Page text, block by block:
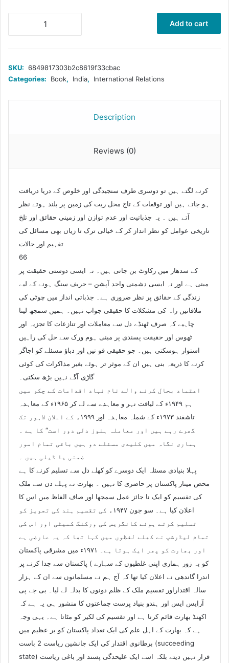
اور
کشمیر
quantity
Add to cart
SKU: 6849817303b2c8619f33cbac
Categories:
Book, India, International Relations
Description
Reviews (0)
کرنے لگتے ہیں تو دوسری طرف سنجیدگی اور خلوص کے دریا دریافت
ہو جاتے ہیں اور توقعات کے تاج محل ریت کی زمین پر بلند ہوتے نظر
آتے ہیں ۔ یہ جذباتیت اور عدم توازن اور زمینی حقائق اور تلخ
تاریخی عوامل کو نظر انداز کر کے خیالی ترک تا زیاں بھی مسائل کی
تفہیم اور حالات
66
کے سدھار میں رکاوٹ بن جاتی ہیں۔ نہ ایسی دوستی حقیقت پر
مبنی ہے اور نہ ایسی دشمنی واحد آپشن – حریف سنگ ہونے کے لیے
زندگی کے حقائق پر نظر ضروری ہے۔ جذباتی انداز میں چوٹی کی
ملاقاتیں راہ کی مشکلات کا حقیقی جواب نہیں۔ ہمیں سمجھ لینا
چاہیے کہ صرف ٹھنڈے دل سے معاملات اور تنازعات کا تجزیہ اور
ٹھوس اور حقیقت پسندی پر مبنی ہوم ورک سے حل کی راہیں
استوار ہوسکتی ہیں۔ جو حقیقی قو تیں اور دباؤ مسئلے کو اجاگر
کرنے کا ذریعہ بنی ہیں ان کے موثر تر ہوئے بغیر مذاکرات کی کوئی
گاڑی آگے نہیں بڑھ سکتی۔
اعتماد بحال کرنے والے نام نہاد اقدامات کے چکر میں
ہم ۱۹۴۹ء کے لیاقت نہر و معاہدے سے لے کر ۱۹۶۵ء کے معاہدہ
تاشقند ۱۹۷۳ء کے شملہ معاہدہ اور ۱۹۹۹ء کے اعلان لاہور تک
گھرے رہے ہیں اور معاملہ ہنوز دلی دور است“ کا ہے ۔
ہماری نگاہ میں کلیدی مسئلے دو ہیں باقی تمام امور
ضمنی یا ڈیلی ہیں ۔
پہلا بنیادی مسئلہ ایک دوسرے کو کھلے دل سے تسلیم کرنے کا ہے
محض مینار پاکستان پر حاضری کا نہیں ۔ بھارت نے پہلے دن سے ملک
کی تقسیم کو ایک نا جائز عمل سمجھا اور صاف الفاظ میں اس کا
اعلان کیا ہے۔ سو جون ۱۹۴۷ء کی تقسیم ہند کی تجویز کو
تسلیم کرتے ہوئے کانگریس کی ورکنگ کمیٹی اور اس کی
تمام لیڈرشپ نے کھلے لفظوں میں کہا تھا کہ یہ عارضی ہے
اور بھارت کو پھر ایک ہوتا ہے۔ ۱۹۷۱ء میں مشرقی پاکستان
کو بہ زور ہماری اپنی غلطیوں کے سہارے ) پاکستان سے جدا کرنے پر
اندرا گاندھی نے اعلان کیا تھا کہ آج ہم نے مسلمانوں سے ان کے ہزار
سالہ اقتداراور تقسیم ملک کے ظلم دونوں کا بدلہ لے لیا۔ بی جے پی
آرایس ایس اور ہندو بنیاد پرست جماعتوں کا منشور ہی یہ ہے کہ
اکھنڈ بھارت قائم کرنا ہے اور تقسیم کی لکیر کو مٹاتا ہے۔ یہی وجہ
ہے کہ بھارت کے اہل علم کی ایک تعداد پاکستان کو بر عظیم میں
برطانوی اقتدار کی ایک جانشین ریاست 2 باست (succeeding
state) قرار نہیں دیتے بلکہ اسے ایک علیحدگی پسند اور باغی ریاست